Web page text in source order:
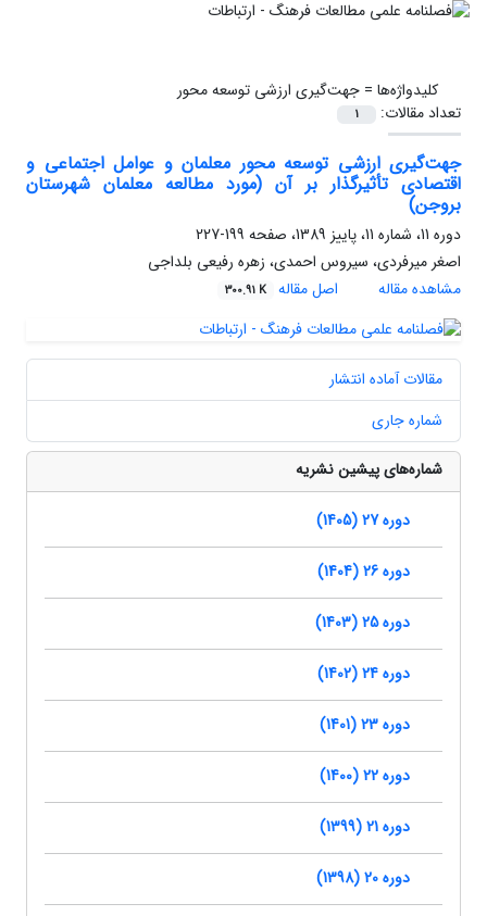
کلیدواژه‌ها =جهت‌گیری ارزشی توسعه محور
تعداد مقالات:
1
جهت‌گیری ارزشی توسعه محور معلمان و عوامل اجتماعی و
اقتصادی تأثیرگذار بر آن (مورد مطالعه معلمان شهرستان
بروجن)
دوره 11، شماره 11، پاییز 1389، صفحه
199-227
اصغر میرفردی، سیروس احمدی، زهره رفیعی بلداجی
مشاهده مقاله
اصل مقاله 300.91 K
مقالات آماده انتشار
شماره جاری
شماره‌های پیشین نشریه
دوره 27 (1405)
دوره 26 (1404)
دوره 25 (1403)
دوره 24 (1402)
دوره 23 (1401)
دوره 22 (1400)
دوره 21 (1399)
دوره 20 (1398)